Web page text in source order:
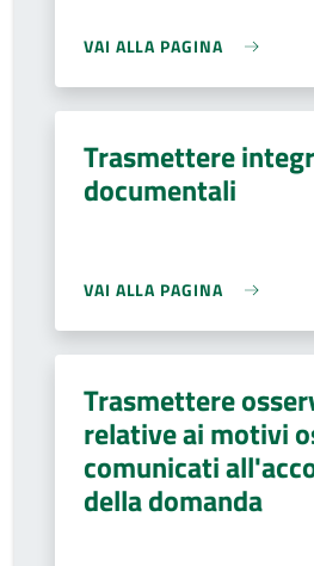
VAI ALLA PAGINA
Trasmettere
documentali
VAI ALLA PAGINA
Trasmettere
relative ai motivi
comunicati
della domanda